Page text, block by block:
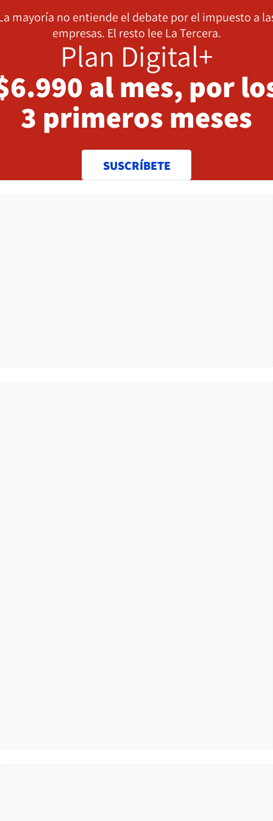
mayoría no entiende el debate por el impuesto a
empresas. El resto lee La Tercera.
Plan Digital+
al mes, por
3 primeros meses
SUSCRÍBETE